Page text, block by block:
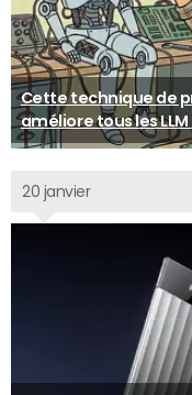
Cette technique de
améliore tous les
20 janvier